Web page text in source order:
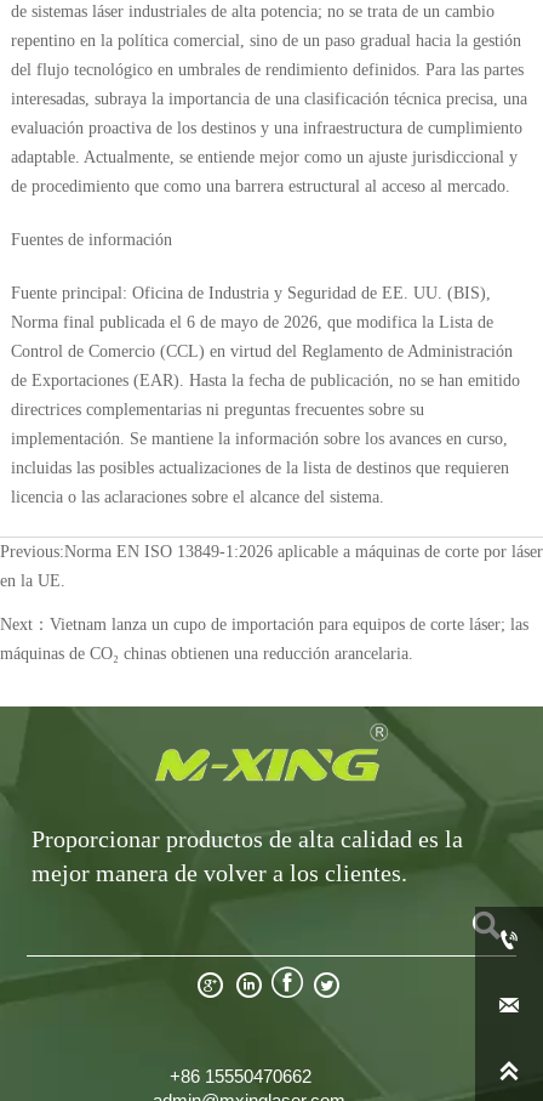
de sistemas láser industriales de alta potencia; no se trata de un cambio
repentino en la política comercial, sino de un paso gradual hacia la gestión
del flujo tecnológico en umbrales de rendimiento definidos. Para las partes
interesadas, subraya la importancia de una clasificación técnica precisa, una
evaluación proactiva de los destinos y una infraestructura de cumplimiento
adaptable. Actualmente, se entiende mejor como un ajuste jurisdiccional y
de procedimiento que como una barrera estructural al acceso al mercado.
Fuentes de información
Fuente principal: Oficina de Industria y Seguridad de EE. UU. (BIS),
Norma final publicada el 6 de mayo de 2026, que modifica la Lista de
Control de Comercio (CCL) en virtud del Reglamento de Administración
de Exportaciones (EAR). Hasta la fecha de publicación, no se han emitido
directrices complementarias ni preguntas frecuentes sobre su
implementación. Se mantiene la información sobre los avances en curso,
incluidas las posibles actualizaciones de la lista de destinos que requieren
licencia o las aclaraciones sobre el alcance del sistema.
Previous:Norma EN ISO 13849-1:2026 aplicable a máquinas de corte por láser
en la UE.
Next： Vietnam lanza un cupo de importación para equipos de corte láser; las
máquinas de CO₂ chinas obtienen una reducción arancelaria.
Proporcionar productos de alta calidad es la
mejor manera de volver a los clientes.

   
+86 15550470662


